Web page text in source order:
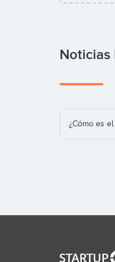
Noticias
¿Cómo es